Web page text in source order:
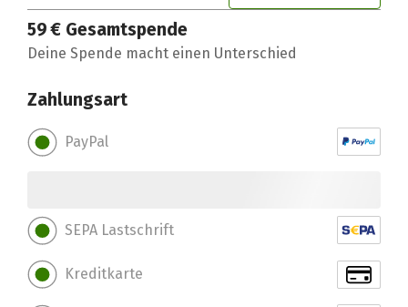
59 € Gesamtspende
Deine Spende macht einen Unterschied
Zahlungsart
PayPal
SEPA Lastschrift
Kreditkarte